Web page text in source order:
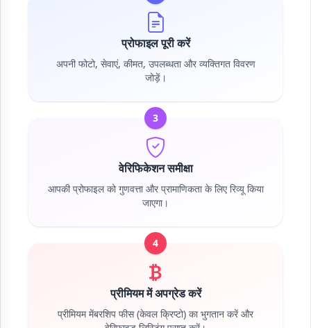
प्रोफाइल पूरी करें
अपनी फोटो, सेवाएं, कीमत, उपलब्धता और व्यक्तिगत विवरण
जोड़ें।
3
वेरिफिकेशन समीक्षा
आपकी प्रोफाइल को गुणवत्ता और प्रामाणिकता के लिए रिव्यू किया
जाएगा।
4
प्रीमियम में अपग्रेड करें
प्रीमियम मेंबरशिप फीस (केवल क्रिप्टो) का भुगतान करें और